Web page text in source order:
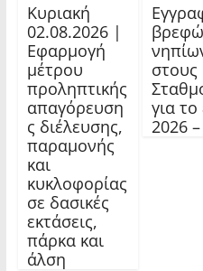
Κυριακή
02.08.2026 |
Εφαρμογή
μέτρου
προληπτικής
απαγόρευση
ς διέλευσης,
παραμονής
και
κυκλοφορίας
σε δασικές
εκτάσεις,
πάρκα και
άλση
στους
για το
2026